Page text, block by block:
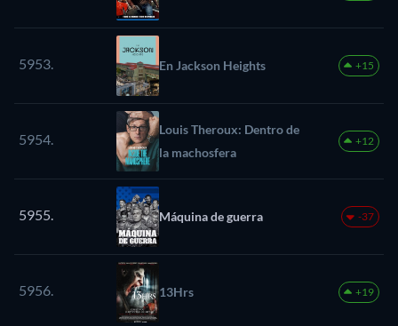
5953. En Jackson Heights +15
5954.
Louis Theroux: Dentro de
la machosfera
+12
5955. Máquina de guerra -37
5956. 13Hrs +19